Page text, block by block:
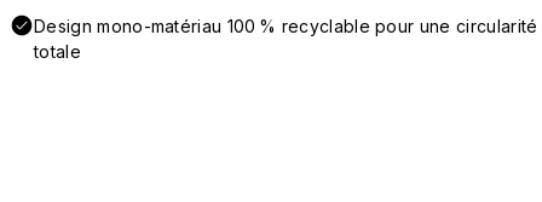
Design mono-matériau 100 % recyclable pour une circularité
totale